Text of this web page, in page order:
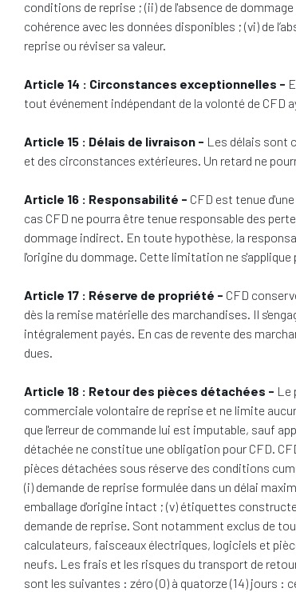
conditions de reprise ; (ii) de l'absence de
cohérence avec les données disponibles ; (vi) de
reprise ou réviser sa valeur.
Article 14 : Circonstances exceptionnelles -
tout événement indépendant de la volonté de CFD
Article 15 : Délais de livraison - Les délais sont
et des circonstances extérieures. Un retard ne
Article 16 : Responsabilité - CFD est tenue
cas CFD ne pourra être tenue responsable des
dommage indirect. En toute hypothèse, la
l'origine du dommage. Cette limitation ne
Article 17 : Réserve de propriété - CFD
dès la remise matérielle des marchandises. Il
intégralement payés. En cas de revente des
dues.
Article 18 : Retour des pièces détachées - Le
commerciale volontaire de reprise et ne limite
que l'erreur de commande lui est imputable, sauf
détachée ne constitue une obligation pour CFD.
pièces détachées sous réserve des conditions
(i) demande de reprise formulée dans un délai
emballage d'origine intact ; (v) étiquettes
demande de reprise. Sont notamment exclus de
calculateurs, faisceaux électriques, logiciels et
neufs. Les frais et les risques du transport de
sont les suivantes : zéro (0) à quatorze (14) jours :